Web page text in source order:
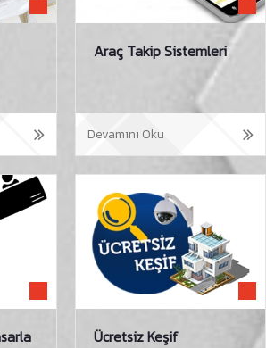
Araç Takip Sistemleri
Devamını Oku
Ücretsiz Keşif